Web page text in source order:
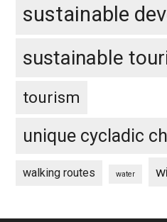
sustainable
sustainable
tourism
unique cycladic
walking routes water